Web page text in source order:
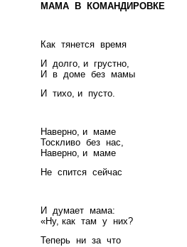
МАМА В КОМАНДИРОВКЕ
Как тянется время
И долго, и грустно,
И в доме без мамы
И тихо, и пусто.
Наверно, и маме
Тоскливо без нас,
Наверно, и маме
Не спится сейчас
И думает мама:
«Ну, как там у них?
Теперь ни за что